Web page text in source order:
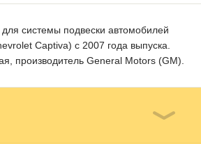
системы подвески автомобилей
Captiva) с 2007 года выпуска.
производитель General Motors (GM).